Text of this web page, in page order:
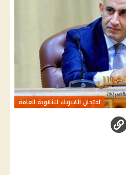
امتحان الفيزياء للثانوية العامة